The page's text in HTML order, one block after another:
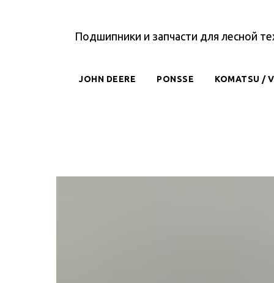
Подшипники и запчасти для лесной
JOHN DEERE PONSSE KOMATSU /